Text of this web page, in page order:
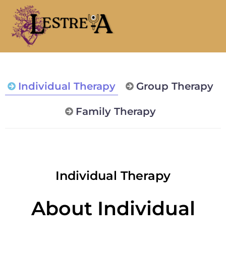
Individual Therapy Group Therapy
Family Therapy
Individual Therapy
About Individual